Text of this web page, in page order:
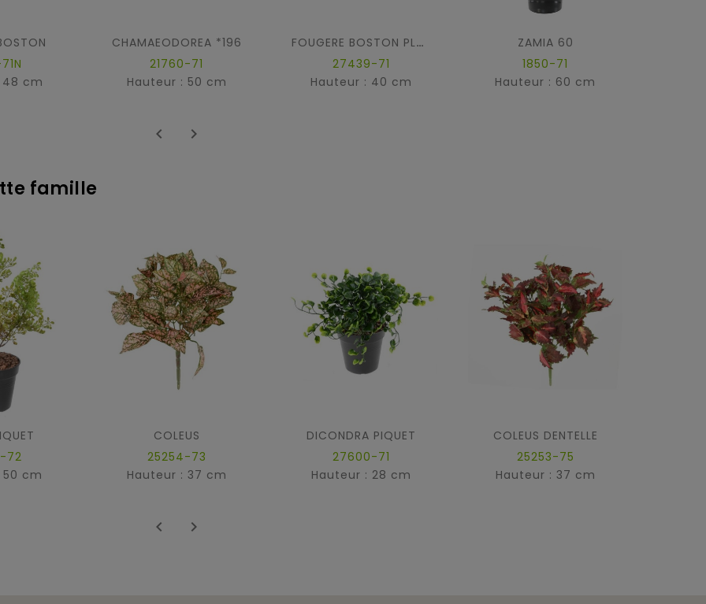
48 cm
CHAMAEODOREA *196
21760-71
Hauteur : 50 cm
FOUGERE BOSTON PLAST
27439-71
Hauteur : 40 cm
ZAMIA 60
1850-71
Hauteur : 60 cm
 
famille
72
50 cm
COLEUS
25254-73
Hauteur : 37 cm
DICONDRA PIQUET
27600-71
Hauteur : 28 cm
COLEUS DENTELLE
25253-75
Hauteur : 37 cm
 